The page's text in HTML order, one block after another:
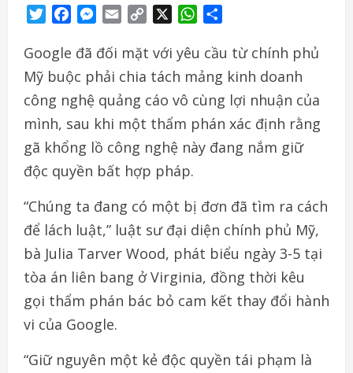
TwitterFacebookMessenger
Email
Copy
WhatsApp
Google đã đối mặt với yêu cầu từ chính phủ
Mỹ buộc phải chia tách mảng kinh doanh
công nghệ quảng cáo vô cùng lợi nhuận của
mình, sau khi một thẩm phán xác định rằng
gã khổng lồ công nghệ này đang nắm giữ
độc quyền bất hợp pháp.
“Chúng ta đang có một bị đơn đã tìm ra cách
để lách luật,” luật sư đại diện chính phủ Mỹ,
bà Julia Tarver Wood, phát biểu ngày 3-5 tại
tòa án liên bang ở Virginia, đồng thời kêu
gọi thẩm phán bác bỏ cam kết thay đổi hành
vi của Google.
“Giữ nguyên một kẻ độc quyền tái phạm là